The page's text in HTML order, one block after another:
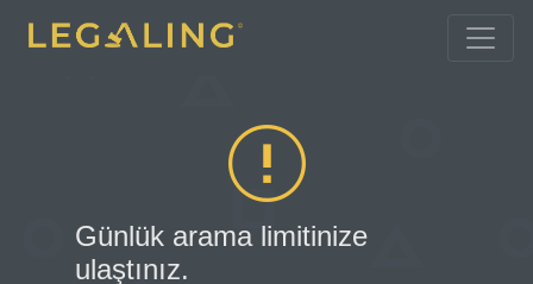
Günlük arama limitinize
ulaştınız.